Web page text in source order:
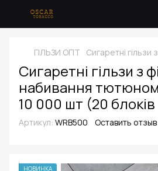
ГІЛЬЗИ ОПТ Сигаретні
Сигаретні гільзи з
набивання
10 000 шт (20
Артикул: WRB500 Оставить отзыв
НОВИНКА